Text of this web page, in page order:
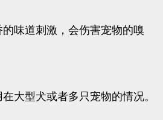
味道刺激，会伤害宠物的嗅
大型犬或者多只宠物的情况。